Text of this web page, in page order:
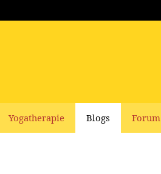
Yogatherapie Blogs Forum